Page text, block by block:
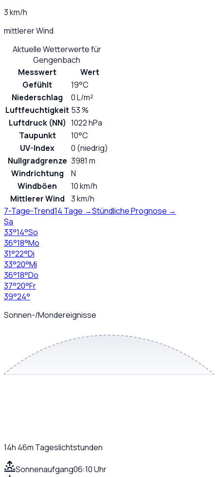
3 km/h
mittlerer Wind
Aktuelle Wetterwerte für
Gengenbach
Messwert
Wert
Gefühlt
19°C
Niederschlag
0 L/m²
Luftfeuchtigkeit 53 %
Luftdruck (NN) 1022 hPa
Taupunkt
10°C
UV-Index
0 (niedrig)
Nullgradgrenze 3981 m
Windrichtung
N
Windböen
10 km/h
Mittlerer Wind
3 km/h
7-Tage-Trend14 Tage →Stündliche Prognose →
Sa
33°14°So
36°18°Mo
31°22°Di
33°20°Mi
36°18°Do
37°20°Fr
39°24°
Sonnen-/Mondereignisse
14h 46m Tageslichtstunden
Sonnenaufgang06:10 Uhr